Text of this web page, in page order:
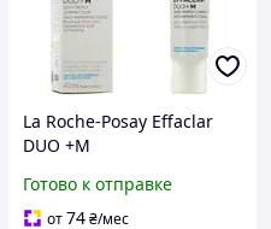
La Roche-Posay Effaclar
DUO +M
устраняющий недостатки
кожи и следы от акне,
Готово к отправке
от74₴/мес